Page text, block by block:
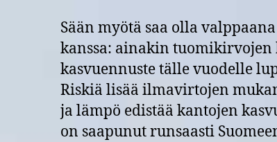
Sään myötä saa olla
kanssa: ainakin tuomikirvojen
kasvuennuste tälle vuodelle
Riskiä lisää ilmavirtojen
ja lämpö edistää kantojen
on saapunut runsaasti